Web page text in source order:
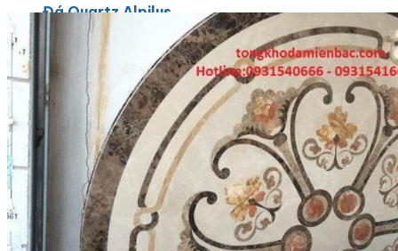
Đá Quartz Alpilus
Đá Alpilus Brazil
Đá tự nhiên
Đá Thạch Anh
Đá Nhân Tạo
Đá Lát Nền
Đá Cầu Thang